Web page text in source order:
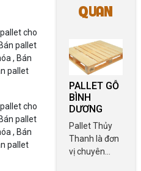
cho
pallet
, Bán
pallet
cho
pallet
, Bán
pallet
QUAN
PALLET GỖ
BÌNH
DƯƠNG
Pallet Thủy
Thanh là đơn
vị chuyên